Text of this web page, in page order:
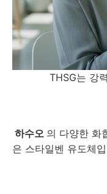
THSG는 강
하수오 의 다양한 화
은 스타일벤 유도체